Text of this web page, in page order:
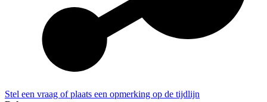
Stel een vraag of plaats een opmerking op de tijdlijn